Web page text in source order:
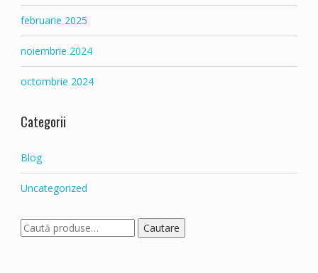
februarie 2025
noiembrie 2024
octombrie 2024
Categorii
Blog
Uncategorized
Caută: Cautare